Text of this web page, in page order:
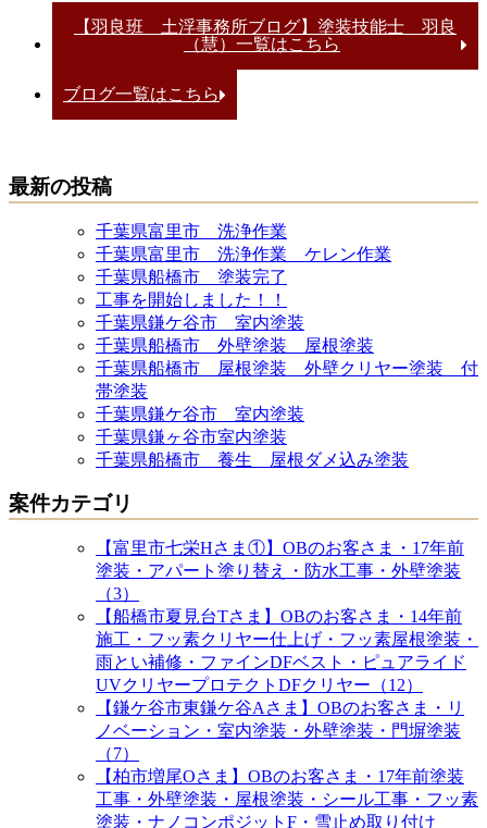
【羽良班 土浮事務所ブログ】塗装技能士 羽良
（慧）一覧はこちら
ブログ一覧はこちら
最新の投稿
千葉県富里市 洗浄作業
千葉県富里市 洗浄作業 ケレン作業
千葉県船橋市 塗装完了
工事を開始しました！！
千葉県鎌ケ谷市 室内塗装
千葉県船橋市 外壁塗装 屋根塗装
千葉県船橋市 屋根塗装 外壁クリヤー塗装 付
帯塗装
千葉県鎌ケ谷市 室内塗装
千葉県鎌ヶ谷市室内塗装
千葉県船橋市 養生 屋根ダメ込み塗装
案件カテゴリ
【富里市七栄Hさま①】OBのお客さま・17年前
塗装・アパート塗り替え・防水工事・外壁塗装
（3）
【船橋市夏見台Tさま】OBのお客さま・14年前
施工・フッ素クリヤー仕上げ・フッ素屋根塗装・
雨とい補修・ファインDFベスト・ピュアライド
UVクリヤープロテクトDFクリヤー（12）
【鎌ケ谷市東鎌ケ谷Aさま】OBのお客さま・リ
ノベーション・室内塗装・外壁塗装・門塀塗装
（7）
【柏市増尾Oさま】OBのお客さま・17年前塗装
工事・外壁塗装・屋根塗装・シール工事・フッ素
塗装・ナノコンポジットF・雪止め取り付け